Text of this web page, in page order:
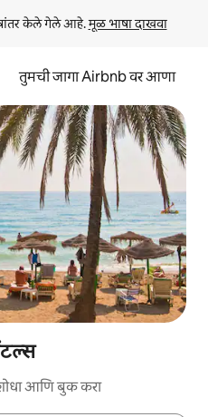
केले गेले आहे. मूळ भाषा दाखवा
तुमची जागा Airbnb वर आणा
आणि बुक करा